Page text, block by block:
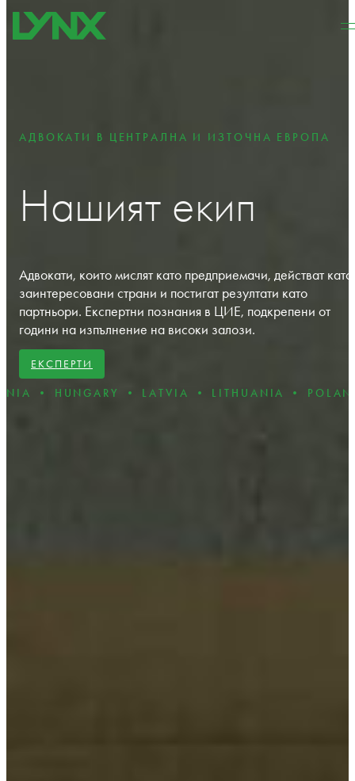
Към основното съдържание
страницата
АДВОКАТИ В ЦЕНТРАЛНА И ИЗТОЧНА ЕВРОПА
Нашият екип
Адвокати, които мислят като предприемачи, действат като
заинтересовани страни и постигат резултати като
партньори. Експертни познания в ЦИЕ, подкрепени от
години на изпълнение на високи залози.
ЕКСПЕРТИ
• LATVIA • LITHUANIA • POLAND •